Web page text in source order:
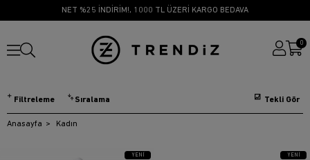
NET %25 İNDİRİM!, 1000 TL ÜZERİ KARGO BEDAVA
0
Anasayfa Kadın
Filtreleme Sıralama
YENI
YENI